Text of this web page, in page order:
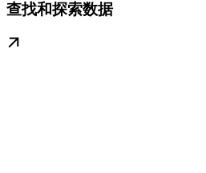
查找和探索数据